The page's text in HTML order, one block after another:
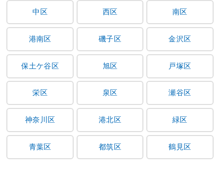
中区 西区 南区
港南区 磯子区 金沢区
保土ケ谷区 旭区 戸塚区
栄区 泉区 瀬谷区
神奈川区 港北区 緑区
青葉区 都筑区 鶴見区